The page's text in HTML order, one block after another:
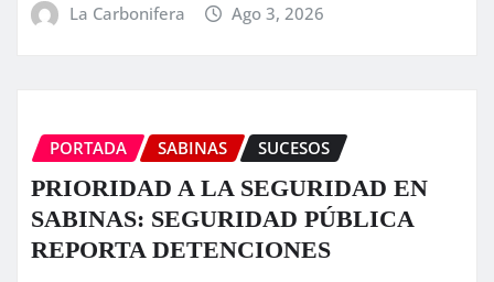
La Carbonifera Ago 3, 2026
PORTADA SABINAS SUCESOS
PRIORIDAD A LA SEGURIDAD EN
SABINAS: SEGURIDAD PÚBLICA
REPORTA DETENCIONES